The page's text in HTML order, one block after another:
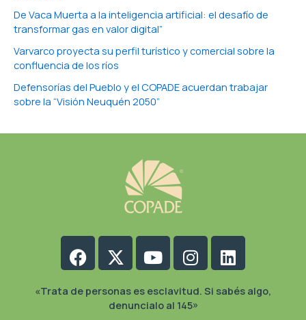
De Vaca Muerta a la inteligencia artificial: el desafío de
transformar gas en valor digital”
Varvarco proyecta su perfil turístico y comercial sobre la
confluencia de los ríos
Defensorías del Pueblo y el COPADE acuerdan trabajar
sobre la “Visión Neuquén 2050”
Facebook
X-
twitter
YoutubeInstagram
Linkedin
«Trata de personas es esclavitud. Si sabés algo,
denuncialo al 145»